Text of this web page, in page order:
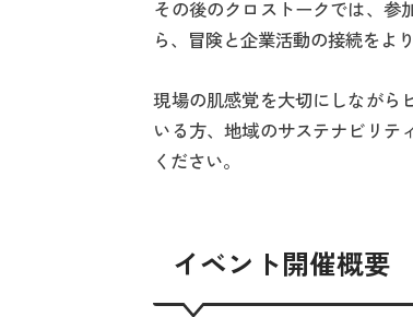
その後のクロストークでは、参
ら、冒険と企業活動の接続をよ
現場の肌感覚を大切にしながら
いる方、地域のサステナビリテ
ください。
イベント開催概要